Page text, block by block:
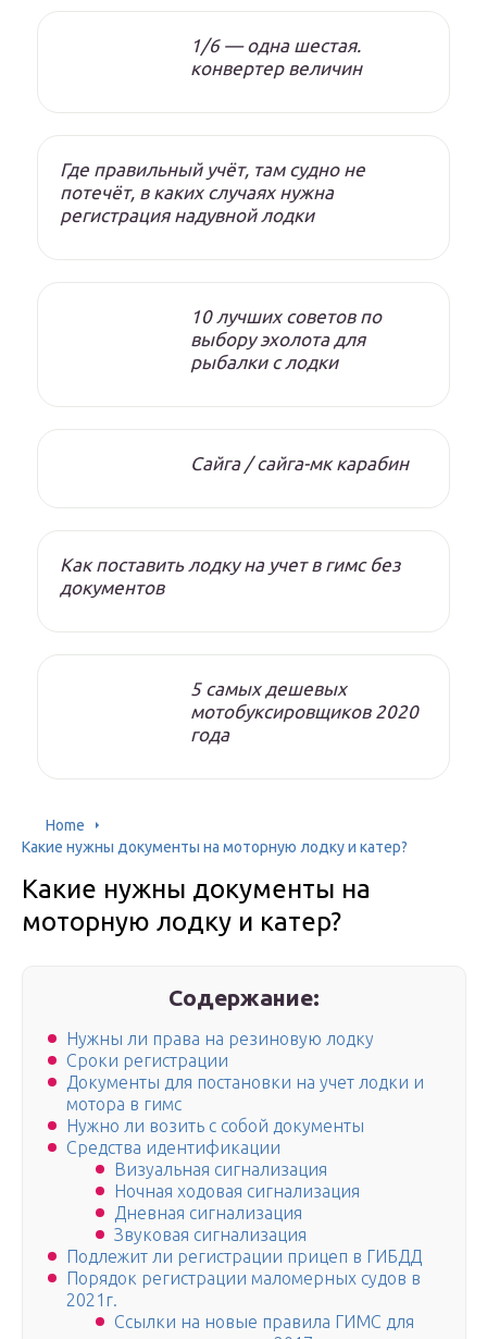
Home
Какие нужны документы на моторную лодку и катер?
Какие нужны документы на
моторную лодку и катер?
Содержание:
Нужны ли права на резиновую лодку
Сроки регистрации
Документы для постановки на учет лодки и
мотора в гимс
Нужно ли возить с собой документы
Средства идентификации
Визуальная сигнализация
Ночная ходовая сигнализация
Дневная сигнализация
Звуковая сигнализация
Подлежит ли регистрации прицеп в ГИБДД
Порядок регистрации маломерных судов в
2021г.
Ссылки на новые правила ГИМС для
1/6 — одна шестая.
конвертер величин
Где правильный учёт, там судно не
потечёт, в каких случаях нужна
регистрация надувной лодки
10 лучших советов по
выбору эхолота для
рыбалки с лодки
Сайга / сайга-мк карабин
Как поставить лодку на учет в гимс без
документов
5 самых дешевых
мотобуксировщиков 2020
года